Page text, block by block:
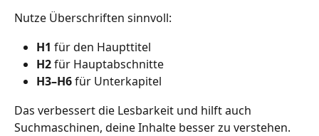
Nutze Überschriften sinnvoll:
H1 für den Haupttitel
H2 für Hauptabschnitte
H3–H6 für Unterkapitel
Das verbessert die Lesbarkeit und hilft auch
Suchmaschinen, deine Inhalte besser zu verstehen.